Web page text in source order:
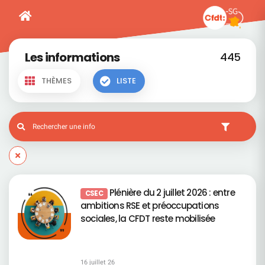
Les informations 445
THÈMES LISTE
CSEC Plénière du 2 juillet 2026 : entre
ambitions RSE et préoccupations
sociales, la CFDT reste mobilisée
16 juillet 26